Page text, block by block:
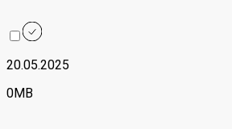
20.05.2025
0MB